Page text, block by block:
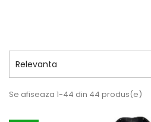
Relevanta
Se afiseaza 1-44 din 44 produs(e)